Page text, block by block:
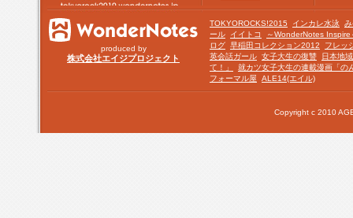
produced by
株式会社エイジプロジェクト
TOKYOROCKS!2015 インカレ水泳
ール
イイトコ
～WonderNotes Inspire
ログ 早稲田コレクション2012
フレッ
英会話ガール 女子大生の復讐
日本地
て！」
就カツ女子大生の連載漫画「の
フォーマル屋
ALE14(エイル)
Copyright c 2010